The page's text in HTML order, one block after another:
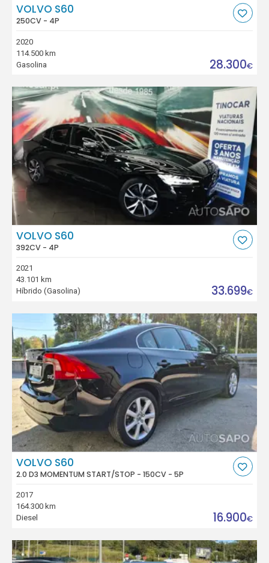
VOLVO S60
250CV - 4P
2020
114.500 km
Gasolina
28.300€
VOLVO S60
392CV - 4P
2021
43.101 km
Híbrido (Gasolina)
33.699€
VOLVO S60
2.0 D3 MOMENTUM START/STOP - 150CV - 5P
2017
164.300 km
Diesel
16.900€